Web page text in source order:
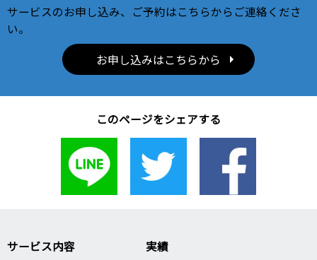
サービスのお申し込み、ご予約はこちらからご連絡くださ
い。
お申し込みはこちらから
このページをシェアする
サービス内容
実績